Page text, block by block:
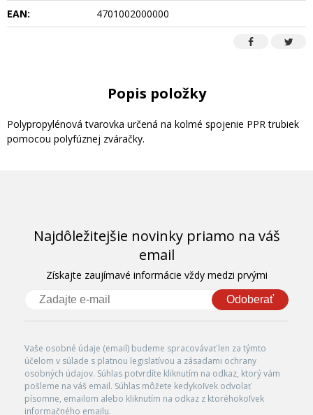
EAN:
4701002000000
Popis položky
Polypropylénová tvarovka určená na kolmé spojenie PPR trubiek
pomocou polyfúznej zváračky.
Najdôležitejšie novinky priamo na váš
email
Získajte zaujímavé informácie vždy medzi prvými
Odoberať
Vaše osobné údaje (email) budeme spracovávať len za týmto
účelom v súlade s platnou legislatívou a zásadami ochrany
osobných údajov. Súhlas potvrdíte kliknutím na odkaz, ktorý vám
pošleme na váš email. Súhlas môžete kedykoľvek odvolať
písomne, emailom alebo kliknutím na odkaz z ktoréhokoľvek
informačného emailu.